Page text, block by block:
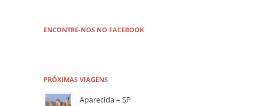
ENCONTRE-NOS NO FACEBOOK
PRÓXIMAS VIAGENS
Aparecida – SP